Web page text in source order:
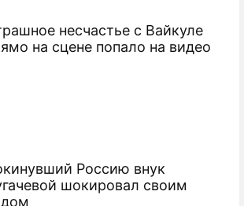
несчастье с Вайкуле
на сцене попало на видео
Россию внук
шокировал своим
повздорил с Собчак
поссорил Урганта и